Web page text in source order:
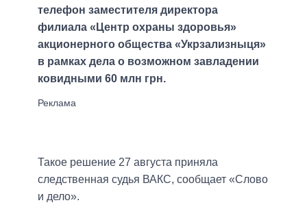
телефон заместителя директора
филиала «Центр охраны здоровья»
акционерного общества «Укрзализныця»
в рамках дела о возможном завладении
ковидными 60 млн грн.
Такое решение 27 августа приняла
следственная судья ВАКС, сообщает «Слово
и дело».